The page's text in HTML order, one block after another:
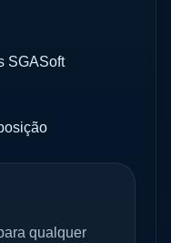
SGASoft
qualquer